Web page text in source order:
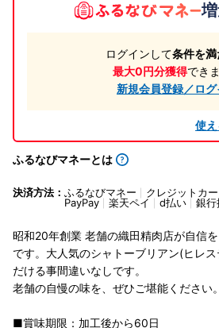
ログインして条件を満
最大0円分獲得でき
新規会員登録／ロ
使
ふるなびマネーとは
決済方法： ふるなびマネー クレジットカ
PayPay
楽天ペイ d払い 銀行
昭和20年創業 老舗の織田精肉店が自信
です。大人気のシャトーブリアン(ヒレ
だける事間違いなしです。
老舗の自慢の味を、ぜひご堪能ください。
■賞味期限：加工後から60日